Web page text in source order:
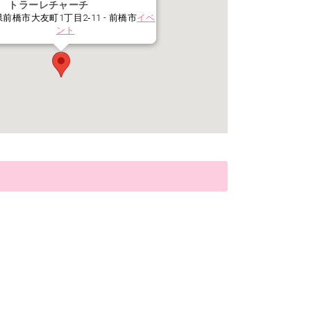
トラーレチャーチ
前橋市大友町1丁目2‐11 - 前橋市イベ
ント